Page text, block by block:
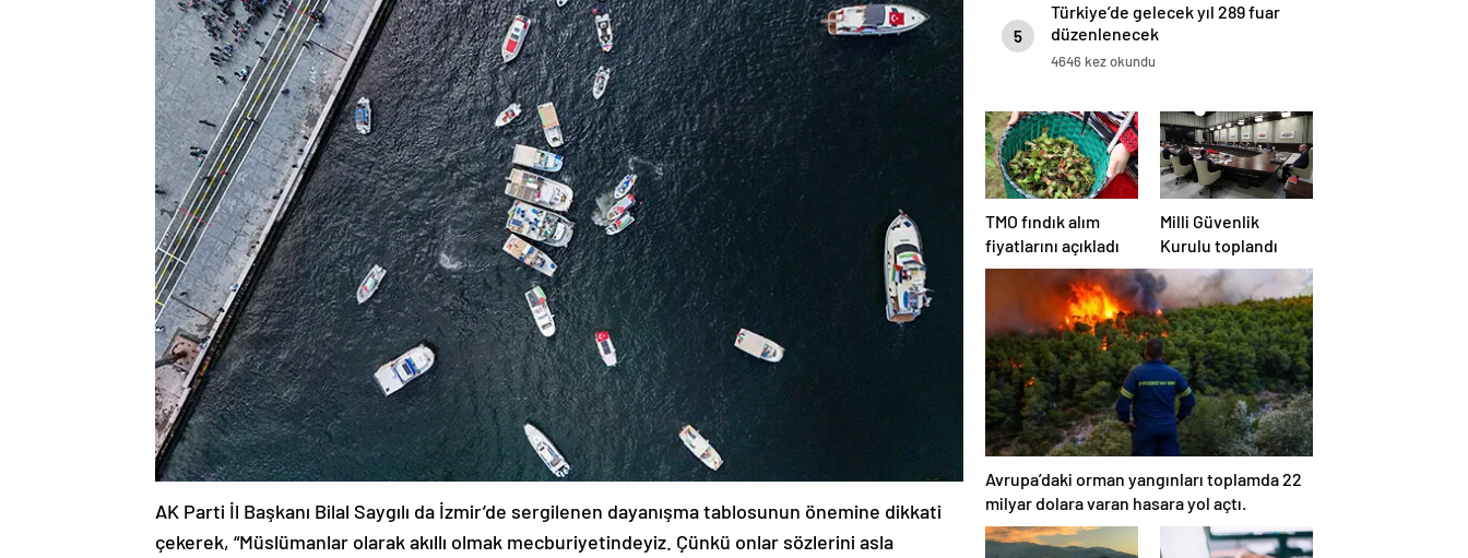
AK Parti İl Başkanı Bilal Saygılı da İzmir’de sergilenen dayanışma tablosunun önemine dikkati
çekerek, “Müslümanlar olarak akıllı olmak mecburiyetindeyiz. Çünkü onlar sözlerini asla
5
Türkiye’de gelecek yıl 289 fuar
düzenlenecek
4646 kez okundu
TMO fındık alım
fiyatlarını açıkladı
Milli Güvenlik
Kurulu toplandı
Avrupa’daki orman yangınları toplamda 22
milyar dolara varan hasara yol açtı.